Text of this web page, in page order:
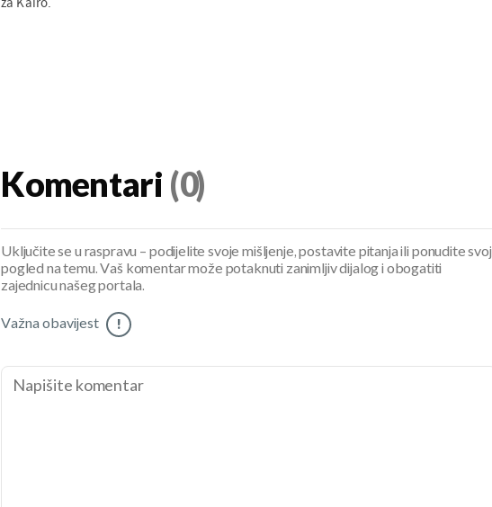
Komentari (0)
Uključite se u raspravu – podijelite svoje mišljenje, postavite pitanja ili ponudite svoj
pogled na temu. Vaš komentar može potaknuti zanimljiv dijalog i obogatiti
zajednicu našeg portala.
Važna obavijest !